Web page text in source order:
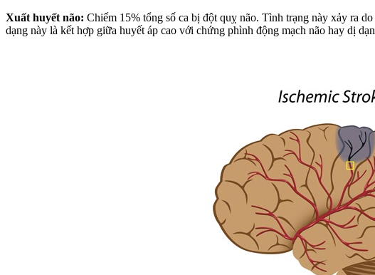
Xuất huyết não: Chiếm 15% tổng số ca bị đột quỵ não. Tình trạng này xảy ra
dạng này là kết hợp giữa huyết áp cao với chứng phình động mạch não hay dị